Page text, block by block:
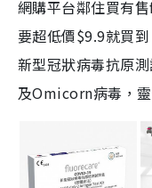
網購平台鄰住買有
要超低價$9.9就買
新型冠狀病毒抗原
及Omicorn病毒，